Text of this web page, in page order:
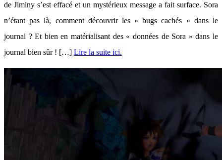
de Jiminy s’est effacé et un mystérieux message a fait surface. Sora
n’étant pas là, comment découvrir les « bugs cachés » dans le
journal ? Et bien en matérialisant des « données de Sora » dans le
journal bien sûr ! […] Lire la suite ici.